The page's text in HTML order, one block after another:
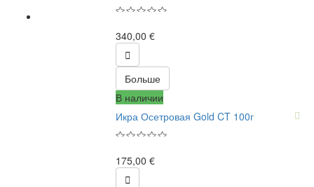
340,00 €

Больше
В наличии
Икра Осетровая Gold CT 100г
175,00 €
